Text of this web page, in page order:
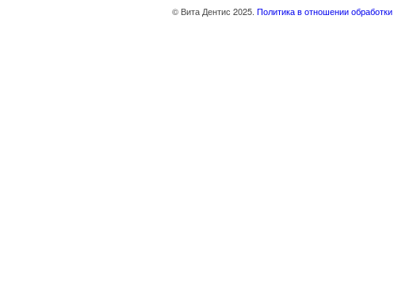
© Вита Дентис 2025. Политика в отношении